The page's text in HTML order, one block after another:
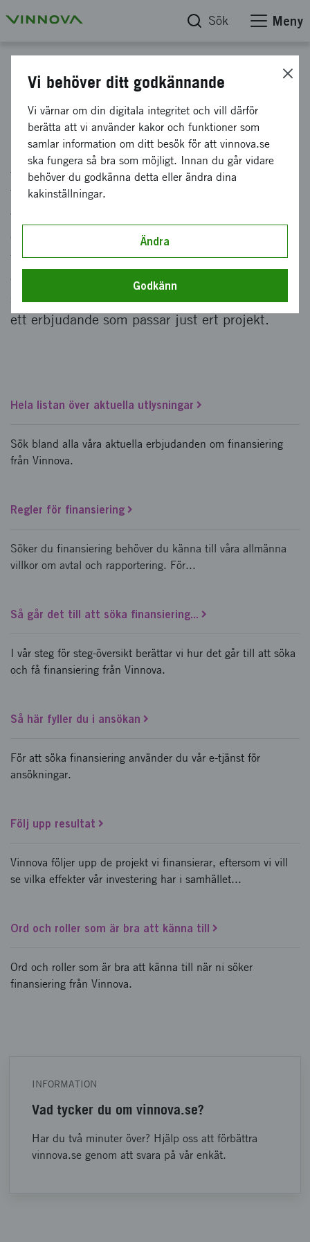
Sök Meny
Finansiering av innovation
Här berättar vi hur det går till att ansöka och
vad som krävs för att söka finansiering hos
Vinnova. Innan ni ansöker behöver ni veta
vilken typ av innovationsprojekt vi ger stöd till
och vad vi förväntar oss av de organisationer vi
finansierar. Ni söker sedan finansiering från
oss genom våra erbjudanden (eller utlysningar,
som de också kallas). Därför behöver ni hitta
ett erbjudande som passar just ert projekt.
Hela listan över aktuella utlysningar
Sök bland alla våra aktuella erbjudanden om finansiering
från Vinnova.
Regler för finansiering
Söker du finansiering behöver du känna till våra allmänna
villkor om avtal och rapportering. För...
Så går det till att söka finansiering...
I vår steg för steg-översikt berättar vi hur det går till att söka
och få finansiering från Vinnova.
Så här fyller du i ansökan
För att söka finansiering använder du vår e-tjänst för
ansökningar.
Följ upp resultat
Vinnova följer upp de projekt vi finansierar, eftersom vi vill
se vilka effekter vår investering har i samhället...
Ord och roller som är bra att känna till
Ord och roller som är bra att känna till när ni söker
finansiering från Vinnova.
INFORMATION
Vad tycker du om vinnova.se?
Har du två minuter över? Hjälp oss att förbättra
vinnova.se genom att svara på vår enkät.
Vi behöver ditt godkännande
Vi värnar om din digitala integritet och vill därför
berätta att vi använder kakor och funktioner som
samlar information om ditt besök för att vinnova.se
ska fungera så bra som möjligt. Innan du går vidare
behöver du godkänna detta eller ändra dina
kakinställningar.
Ändra
Godkänn